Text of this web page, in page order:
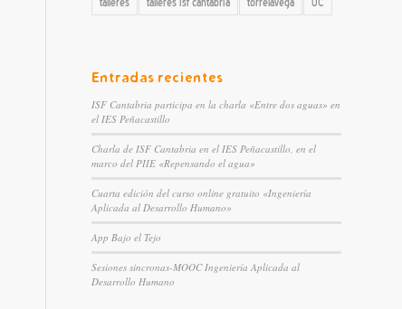
talleres
talleres isf cantabria torrelavega UC
Entradas recientes
ISF Cantabria participa en la charla «Entre dos aguas» en
el IES Peñacastillo
Charla de ISF Cantabria en el IES Peñacastillo, en el
marco del PIIE «Repensando el agua»
Cuarta edición del curso online gratuito «Ingeniería
Aplicada al Desarrollo Humano»
App Bajo el Tejo
Sesiones sincronas-MOOC Ingeniería Aplicada al
Desarrollo Humano